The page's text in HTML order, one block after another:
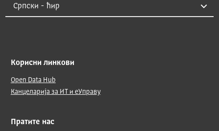
Корисни линкови
Open Data Hub
Канцеларија за ИТ и еУправу
Пратите нас